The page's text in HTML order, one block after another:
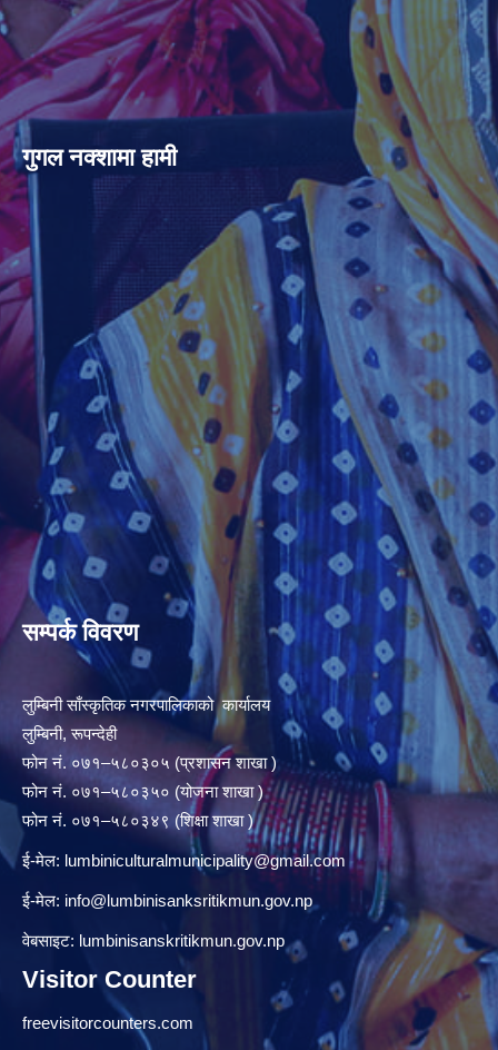
गुगल नक्शामा हामी
सम्पर्क विवरण
लुम्बिनी साँस्कृतिक नगरपालिकाको कार्यालय
लुम्बिनी, रूपन्देही
फोन नं. ०७१–५८०३०५ (प्रशासन शाखा )
फोन नं. ०७१–५८०३५० (योजना शाखा )
फोन नं. ०७१–५८०३४९ (शिक्षा शाखा )
ई-मेल: lumbiniculturalmunicipality@gmail.com
ई-मेल: info@lumbinisanksritikmun.gov.np
वेबसाइट: lumbinisanskritikmun.gov.np
Visitor Counter
freevisitorcounters.com